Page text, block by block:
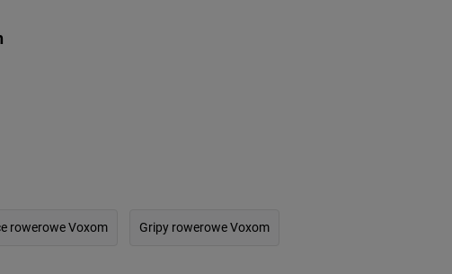
rowerowe Voxom Gripy rowerowe Voxom